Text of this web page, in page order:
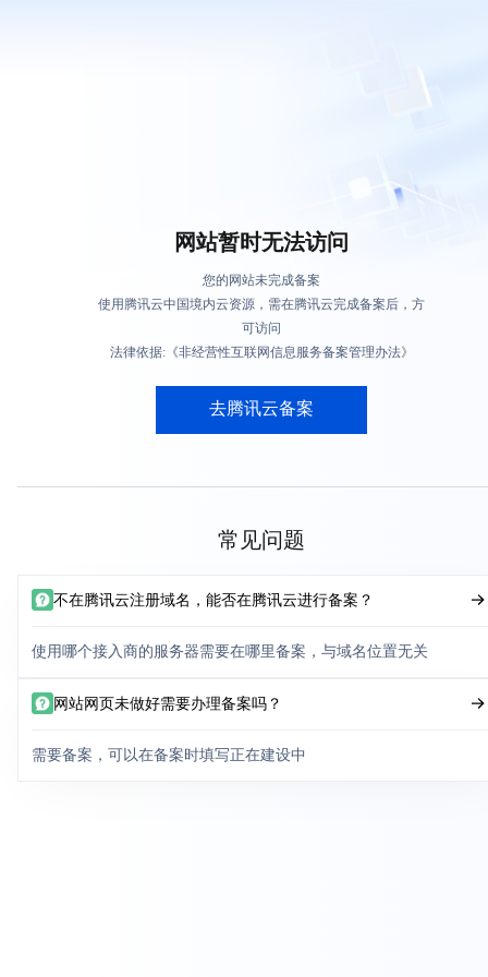
网站暂时无法访问
您的网站未完成备案
使用腾讯云中国境内云资源，需在腾讯云完成备案后，方
可访问
法律依据:《非经营性互联网信息服务备案管理办法》
去腾讯云备案
常见问题
不在腾讯云注册域名，能否在腾讯云进行备案？
使用哪个接入商的服务器需要在哪里备案，与域名位置无关
网站网页未做好需要办理备案吗？
需要备案，可以在备案时填写正在建设中